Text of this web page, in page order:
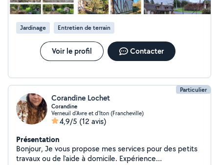
Jardinage Entretien de terrain
Voir le profil Contacter
Particulier
Corandine Lochet
Corandine
Verneuil d'Avre et d'Iton (Francheville)
4,9/5 (12 avis)
Présentation
Bonjour, Je vous propose mes services pour des petits
travaux ou de l'aide à domicile. Expérience